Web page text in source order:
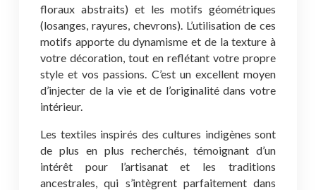
floraux abstraits) et les motifs géométriques
(losanges, rayures, chevrons). L’utilisation de ces
motifs apporte du dynamisme et de la texture à
votre décoration, tout en reflétant votre propre
style et vos passions. C’est un excellent moyen
d’injecter de la vie et de l’originalité dans votre
intérieur.
Les textiles inspirés des cultures indigènes sont
de plus en plus recherchés, témoignant d’un
intérêt pour l’artisanat et les traditions
ancestrales, qui s’intègrent parfaitement dans